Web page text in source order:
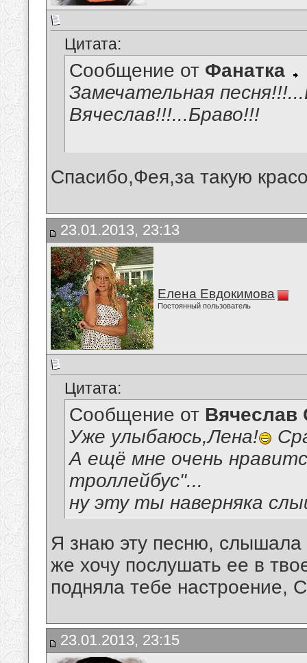
Цитата:
Сообщение от Фанатка
Замечательная
Вячеслав!!!...Браво!!!
Спасибо,Фея,за такую
23.01.2013, 23:13
Елена Евдокимова
Постоянный пользователь
Цитата:
Сообщение от Вячеслав
Уже улыбаюсь,Лена!
А ещё мне очень
троллейбус"...
ну эту ты наверняка
Я знаю эту песню,
же хочу послушать ее в
подняла тебе настроение,
23.01.2013, 23:15